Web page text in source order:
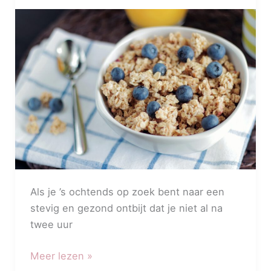
Als je ’s ochtends op zoek bent naar een
stevig en gezond ontbijt dat je niet al na
twee uur
voordelen
4
nadelen
Meer lezen »